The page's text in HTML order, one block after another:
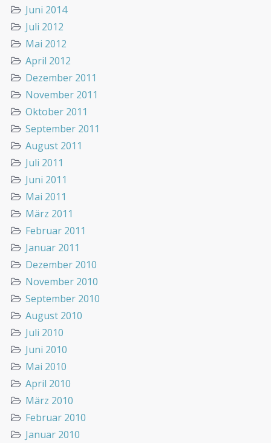
Juni 2014
Juli 2012
Mai 2012
April 2012
Dezember 2011
November 2011
Oktober 2011
September 2011
August 2011
Juli 2011
Juni 2011
Mai 2011
März 2011
Februar 2011
Januar 2011
Dezember 2010
November 2010
September 2010
August 2010
Juli 2010
Juni 2010
Mai 2010
April 2010
März 2010
Februar 2010
Januar 2010